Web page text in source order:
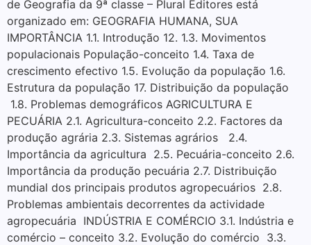
de Geografia da 9ª classe – Plural Editores está
organizado em: GEOGRAFIA HUMANA, SUA
IMPORTÂNCIA 1.1. Introdução 12. 1.3. Movimentos
populacionais População-conceito 1.4. Taxa de
crescimento efectivo 1.5. Evolução da população 1.6.
Estrutura da população 17. Distribuição da população
1.8. Problemas demográficos AGRICULTURA E
PECUÁRIA 2.1. Agricultura-conceito 2.2. Factores da
produção agrária 2.3. Sistemas agrários 2.4.
Importância da agricultura 2.5. Pecuária-conceito 2.6.
Importância da produção pecuária 2.7. Distribuição
mundial dos principais produtos agropecuários 2.8.
Problemas ambientais decorrentes da actividade
agropecuária INDÚSTRIA E COMÉRCIO 3.1. Indústria e
comércio – conceito 3.2. Evolução do comércio 3.3.